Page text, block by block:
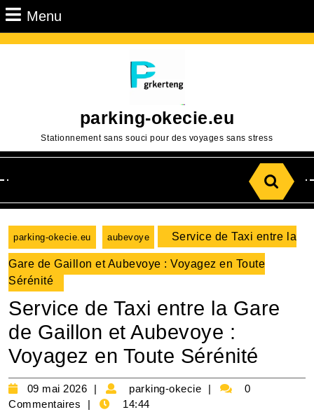
Passer
au
Menu
parking-okecie.eu
Stationnement sans souci pour des voyages sans stress
for:
parking-okecie.eu aubevoye Service de Taxi entre la
Gare de Gaillon et Aubevoye : Voyagez en Toute
Sérénité
Service de Taxi entre la Gare
de Gaillon et Aubevoye :
Voyagez en Toute Sérénité
09 mai 2026
09
mai
parking-okecie
parking-
0
Commentaires
14:44